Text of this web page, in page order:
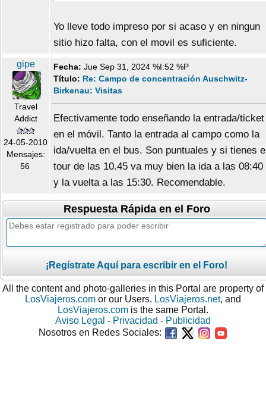
Yo lleve todo impreso por si acaso y en ningun
sitio hizo falta, con el movil es suficiente.
gipe
Travel
Addict
24-05-2010
Mensajes:
56
Fecha: Jue Sep 31, 2024 %I:52 %P
Título: Re: Campo de concentración Auschwitz-
Birkenau: Visitas
Efectivamente todo enseñando la entrada/ticket
en el móvil. Tanto la entrada al campo como la
ida/vuelta en el bus. Son puntuales y si tienes
tour de las 10.45 va muy bien la ida a las 08:40
y la vuelta a las 15:30. Recomendable.
Respuesta Rápida en el Foro
¡Regístrate Aquí para escribir en el Foro!
All the content and photo-galleries in this Portal are property of
LosViajeros.com or our Users. LosViajeros.net, and
LosViajeros.com is the same Portal.
Aviso Legal - Privacidad - Publicidad
Nosotros en Redes Sociales: